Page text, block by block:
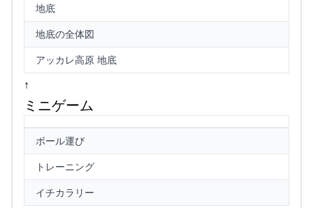
地底
地底の全体図
アッカレ高原 地底
↑
ミニゲーム
ボール運び
トレーニング
イチカラリー